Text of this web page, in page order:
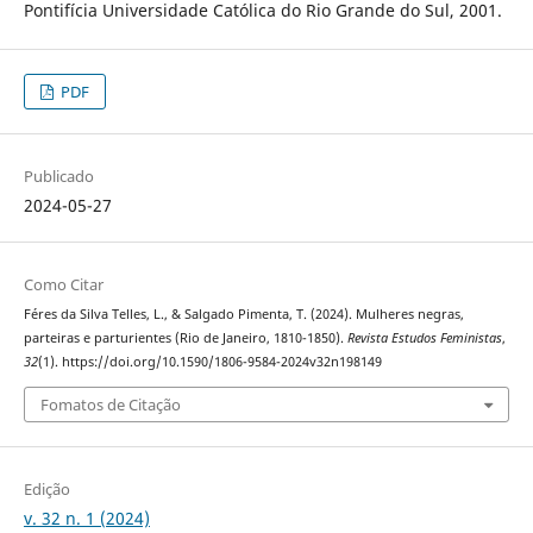
Pontifícia Universidade Católica do Rio Grande do Sul, 2001.
PDF
Publicado
2024-05-27
Como Citar
Féres da Silva Telles, L., & Salgado Pimenta, T. (2024). Mulheres negras,
parteiras e parturientes (Rio de Janeiro, 1810-1850). Revista Estudos Feministas,
32(1). https://doi.org/10.1590/1806-9584-2024v32n198149
Fomatos de Citação
Edição
v. 32 n. 1 (2024)